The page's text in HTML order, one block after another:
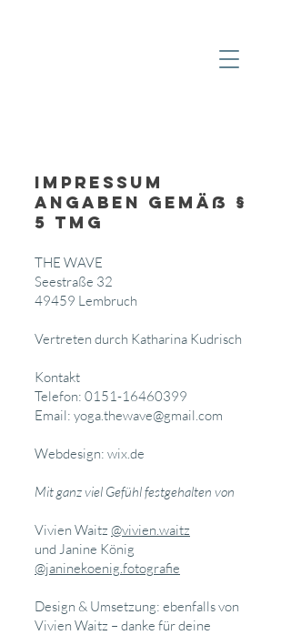
Impressum
Angaben gemäß §
5 TMG
THE WAVE
Seestraße 32
49459 Lembruch
Vertreten durch Katharina Kudrisch
Kontakt
Telefon: 0151-16460399
Email: yoga.thewave@gmail.com
Webdesign: wix.de
Mit ganz viel Gefühl festgehalten von
Vivien Waitz @vivien.waitz
und Janine König
@janinekoenig.fotografie
Design & Umsetzung: ebenfalls von
Vivien Waitz – danke für deine